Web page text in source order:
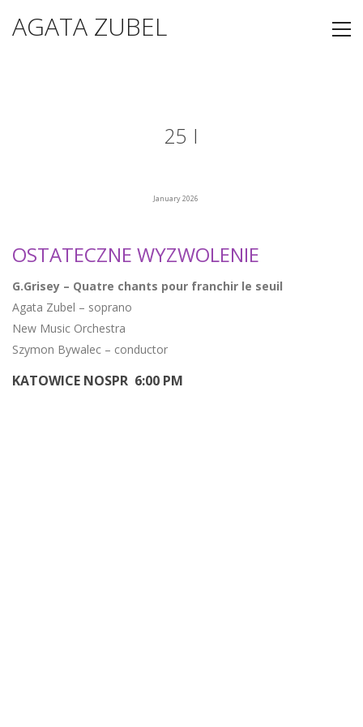
AGATA ZUBEL
25 I
January 2026
OSTATECZNE WYZWOLENIE
G.Grisey – Quatre chants pour franchir le seuil
Agata Zubel – soprano
New Music Orchestra
Szymon Bywalec – conductor
KATOWICE NOSPR 6:00 PM